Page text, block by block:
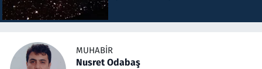
MUHABIR
Nusret Odabaş